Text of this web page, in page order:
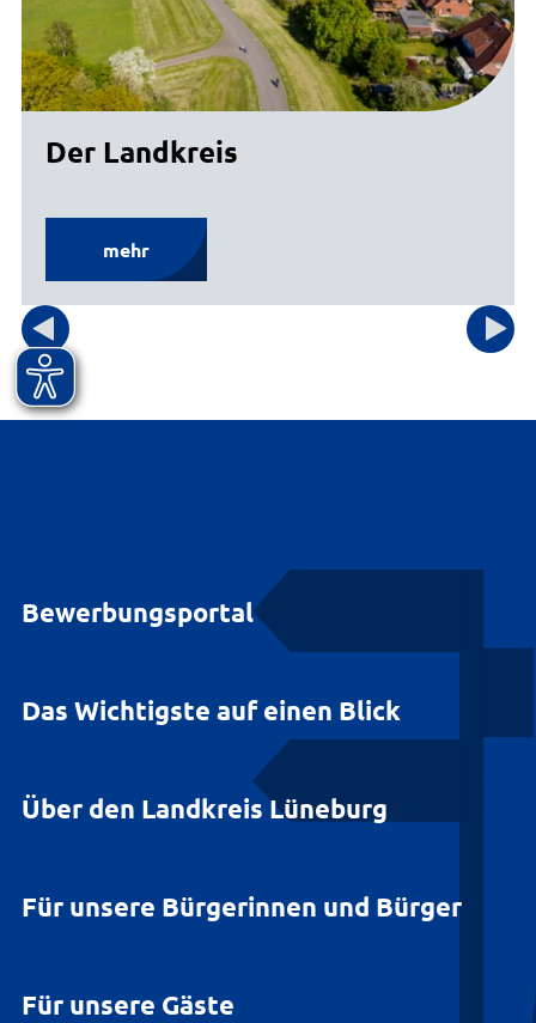
Der Landkreis
mehr
Bewerbungsportal
Das Wichtigste auf einen Blick
Über den Landkreis Lüneburg
Für unsere Bürgerinnen und Bürger
Für unsere Gäste